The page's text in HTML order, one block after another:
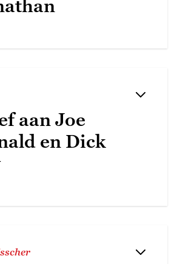
aan Joe
en Dick